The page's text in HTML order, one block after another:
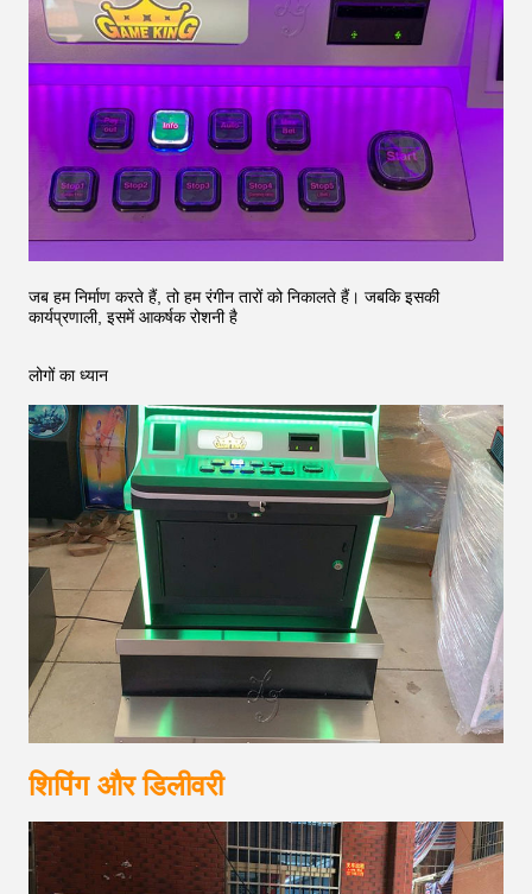
जब हम निर्माण करते हैं, तो हम रंगीन तारों को निकालते हैं। जबकि इसकी
कार्यप्रणाली, इसमें आकर्षक रोशनी है
लोगों का ध्यान
शिपिंग और डिलीवरी